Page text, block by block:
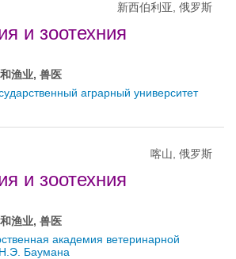
新西伯利亚, 俄罗斯
и зоотехния
渔业, 兽医
аграрный университет
喀山, 俄罗斯
и зоотехния
渔业, 兽医
академия ветеринарной
Баумана